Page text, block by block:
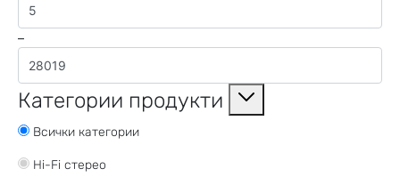
–
Категории продукти
Всички категории
Hi-Fi стерео